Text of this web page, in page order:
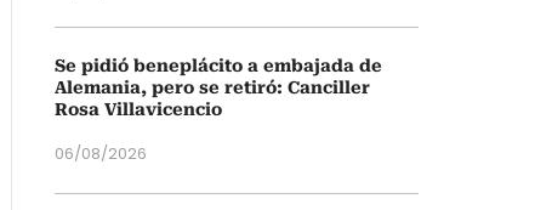
Se pidió beneplácito a embajada de
Alemania, pero se retiró: Canciller
Rosa Villavicencio
06/08/2026